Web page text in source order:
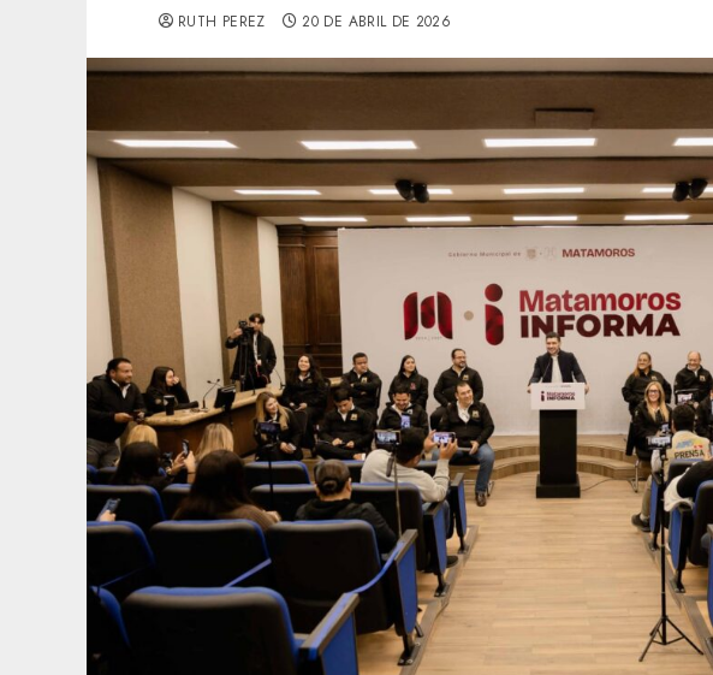
RUTH PEREZ 20 DE ABRIL DE 2026